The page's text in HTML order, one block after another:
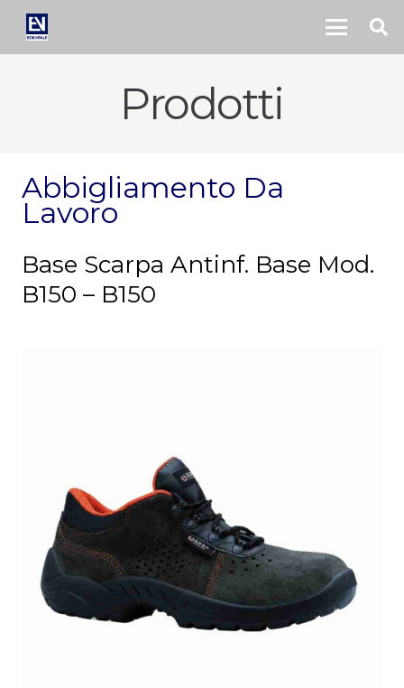
Prodotti
Abbigliamento Da
Lavoro
Base Scarpa Antinf. Base Mod.
B150 – B150